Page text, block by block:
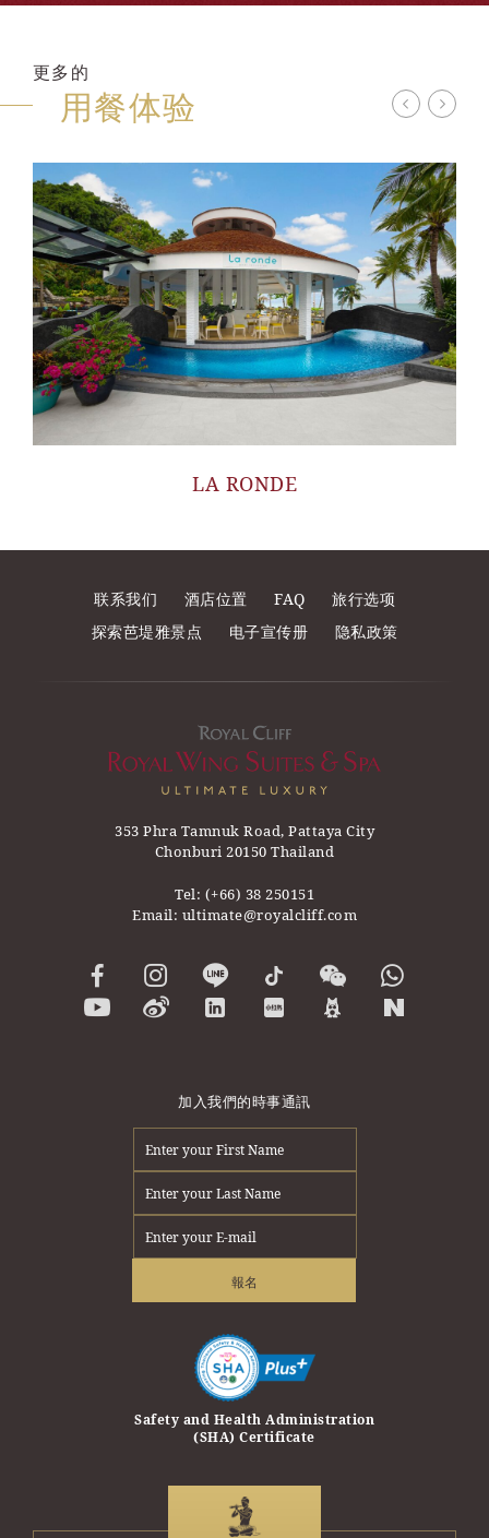
更多的
用餐体验
LA RONDE
联系我们 酒店位置 FAQ
旅行选项
探索芭堤雅景点
电子宣传册 隐私政策
353 Phra Tamnuk Road, Pattaya City
Chonburi 20150 Thailand
Tel: (+66) 38 250151
Email: ultimate@royalcliff.com
加入我們的時事通訊
報名
Safety and Health Administration
(SHA) Certificate